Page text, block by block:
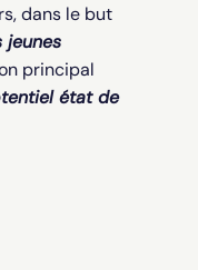
dans le but
jeunes
principal
état de